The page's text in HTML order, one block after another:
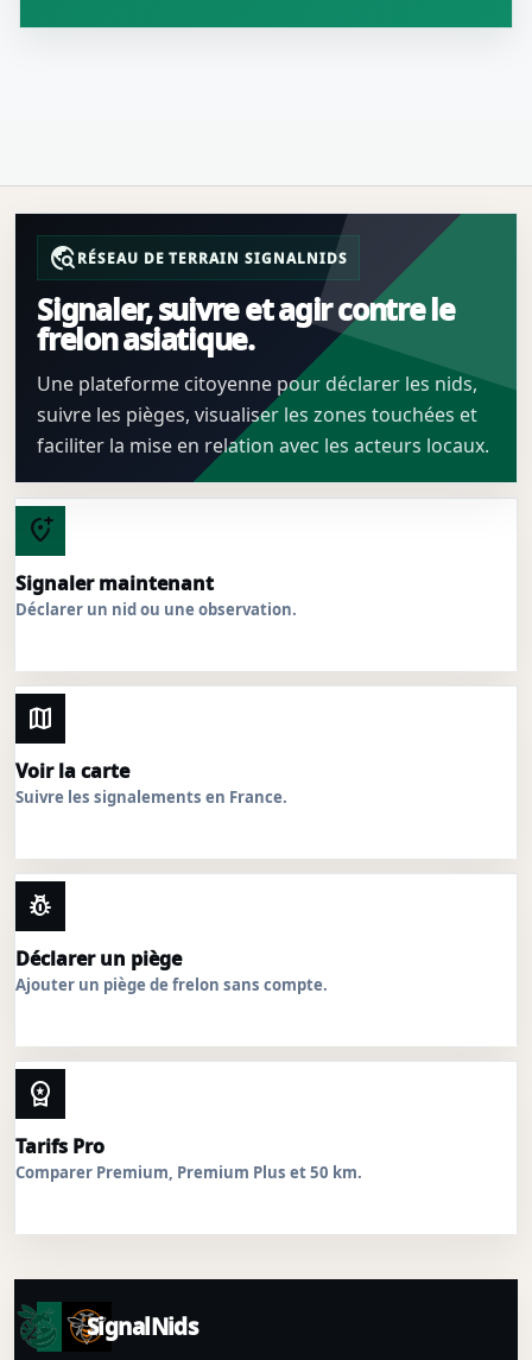
travel_exploreRÉSEAU DE TERRAIN SIGNALNIDS
Signaler, suivre et agir contre le
frelon asiatique.
Une plateforme citoyenne pour déclarer les nids,
suivre les pièges, visualiser les zones touchées et
faciliter la mise en relation avec les acteurs locaux.
add_location_alt
Signaler maintenant
Déclarer un nid ou une observation.
map
Voir la carte
Suivre les signalements en France.
pest_control
Déclarer un piège
Ajouter un piège de frelon sans compte.
workspace_premium
Tarifs Pro
Comparer Premium, Premium Plus et 50 km.
SignalNids